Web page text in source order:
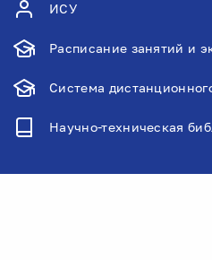
ИСУ
Расписание занятий и
Система
Научно-техническая